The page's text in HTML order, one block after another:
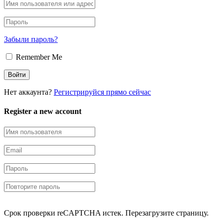
Забыли пароль?
Remember Me
Нет аккаунта? Регистрируйся прямо сейчас
Register a new account
Срок проверки reCAPTCHA истек. Перезагрузите страницу.